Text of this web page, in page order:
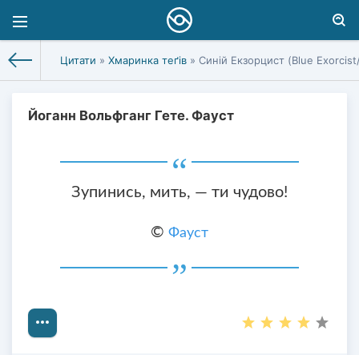
Цитати » Хмаринка теґів » Синій Екзорцист (Blue
Йоганн Вольфганг Гете. Фауст
Зупинись, мить, — ти чудово!
© Фауст